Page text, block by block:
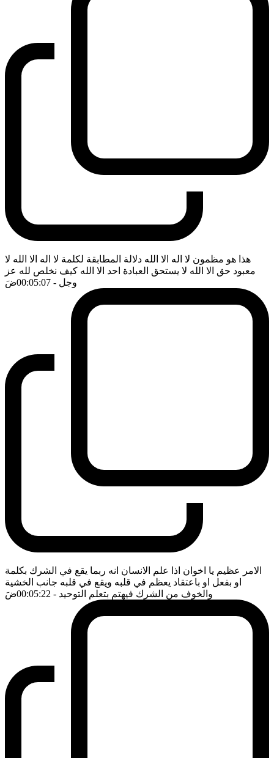
هذا هو مظمون لا اله الا الله دلالة المطابقة لكلمة لا اله الا الله لا
معبود حق الا الله لا يستحق العبادة احد الا الله كيف نخلص لله عز
وجل - 00:05:07 ضَ
الامر عظيم يا اخوان اذا علم الانسان انه ربما يقع في الشرك بكلمة
او بفعل او باعتقاد يعظم في قلبه ويقع في قلبه جانب الخشية
والخوف من الشرك فيهتم بتعلم التوحيد - 00:05:22 ضَ